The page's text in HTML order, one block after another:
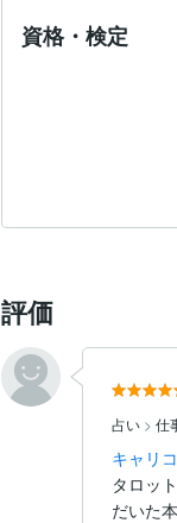
資格・検定
評価
占い > 仕
キャリ
タロッ
だいた